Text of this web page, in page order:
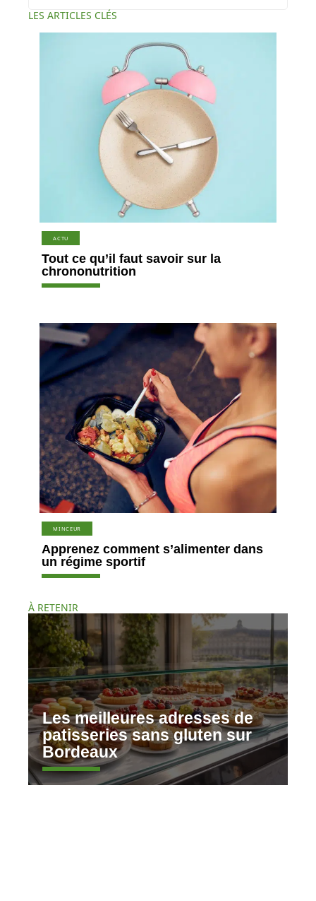
LES ARTICLES CLÉS
ACTU
Tout ce qu’il faut savoir sur la
chrononutrition
MINCEUR
Apprenez comment s’alimenter dans
un régime sportif
À RETENIR
Les meilleures adresses de
patisseries sans gluten sur
Bordeaux